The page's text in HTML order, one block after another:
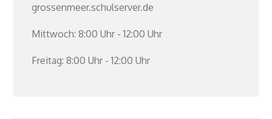
grossenmeer.schulserver.de
Mittwoch: 8:00 Uhr - 12:00 Uhr
Freitag: 8:00 Uhr - 12:00 Uhr